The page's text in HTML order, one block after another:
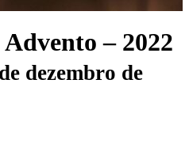
– 2022
dezembro de